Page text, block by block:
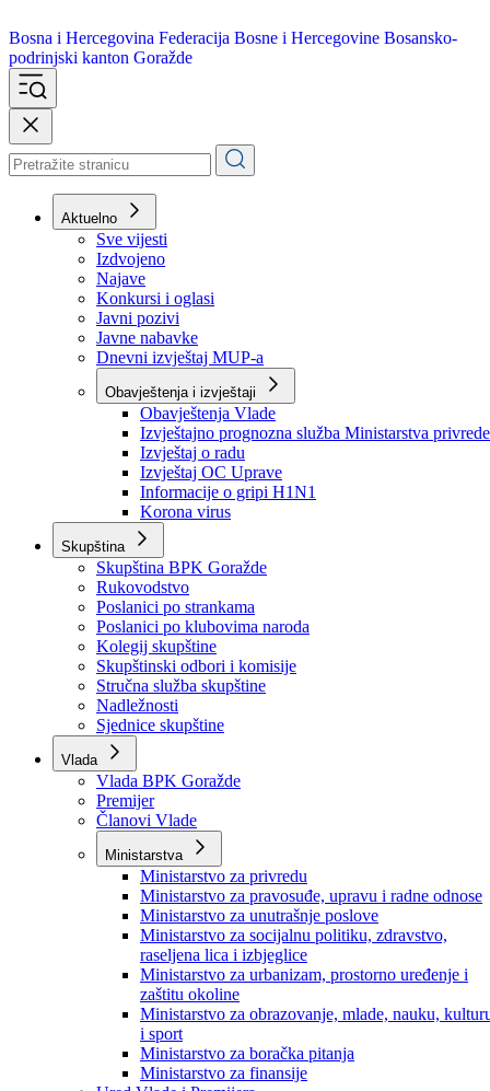
Bosna i Hercegovina
podrinjski kanton Goražde
Aktuelno
Sve vijesti
Izdvojeno
Najave
Konkursi i oglasi
Javni pozivi
Javne nabavke
Dnevni izvještaj MUP-a
Obavještenja i izvještaji
Obavještenja Vlade
Izvještajno prognozna služba Ministarstva privrede
Izvještaj o radu
Izvještaj OC Uprave
Informacije o gripi H1N1
Korona virus
Skupština
Skupština BPK Goražde
Rukovodstvo
Poslanici po strankama
Poslanici po klubovima naroda
Kolegij skupštine
Skupštinski odbori i komisije
Stručna služba skupštine
Nadležnosti
Sjednice skupštine
Vlada
Vlada BPK Goražde
Premijer
Članovi Vlade
Ministarstva
Ministarstvo za privredu
Ministarstvo za pravosuđe, upravu i radne odnose
Ministarstvo za unutrašnje poslove
Ministarstvo za socijalnu politiku, zdravstvo,
raseljena lica i izbjeglice
Ministarstvo za urbanizam, prostorno uređenje i
zaštitu okoline
Ministarstvo za obrazovanje, mlade, nauku,